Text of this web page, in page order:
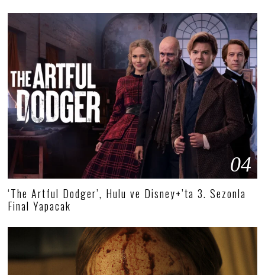
04
‘The Artful Dodger’, Hulu ve Disney+’ta 3. Sezonla
Final Yapacak